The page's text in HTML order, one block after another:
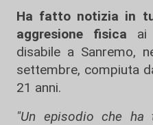
Ha fatto notizia in
aggresione fisica ai
disabile a Sanremo,
settembre, compiuta
21 anni.
"Un episodio che